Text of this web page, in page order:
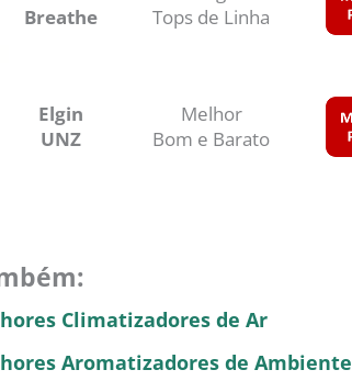
Breathe
Tops de Linha
Elgin
UNZ
Melhor
Bom e Barato
Climatizadores de Ar
Aromatizadores de Ambiente